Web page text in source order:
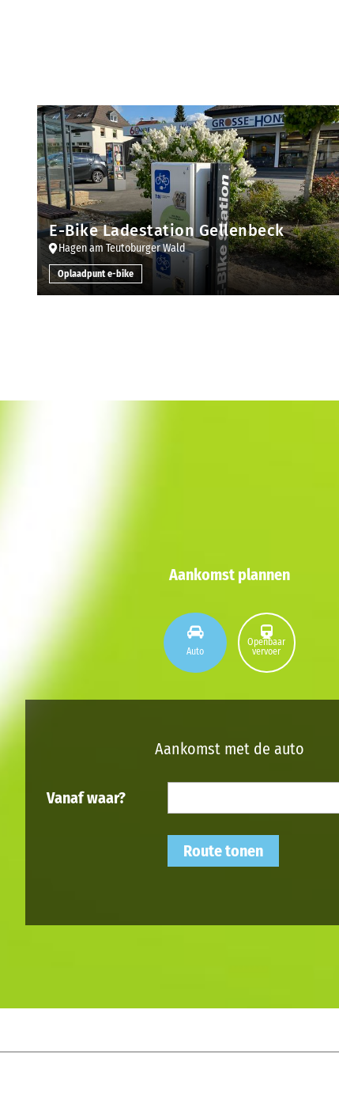
E-Bike Ladestation Gellenbeck
Hagen am Teutoburger Wald
Oplaadpunt e-bike
Aankomst plannen
Auto
Openbaar
vervoer
Aankomst met de auto
Vanaf waar?
Route tonen